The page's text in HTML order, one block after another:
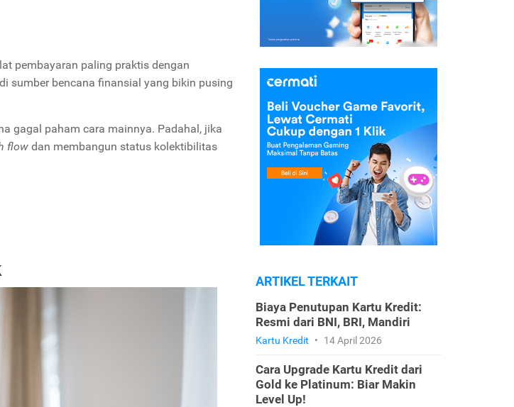
pembayaran paling praktis dengan
sumber bencana finansial yang bikin pusing
gagal paham cara mainnya. Padahal, jika
flow dan membangun status kolektibilitas
ARTIKEL TERKAIT
Biaya Penutupan Kartu Kredit:
Resmi dari BNI, BRI, Mandiri
Kartu Kredit • 14 April 2026
Cara Upgrade Kartu Kredit dari
Gold ke Platinum: Biar Makin
Level Up!